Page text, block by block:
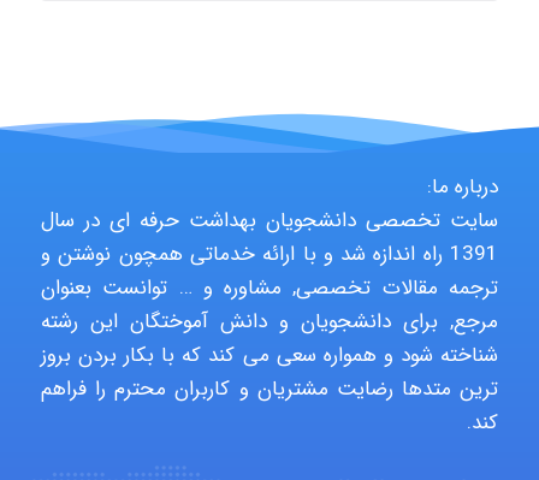
Jafar Tym
aghajari vahid
Poubakhtiari
درباره ما:
سایت تخصصی دانشجویان بهداشت حرفه ای در سال
1391 راه اندازه شد و با ارائه خدماتی همچون نوشتن و
ترجمه مقالات تخصصی, مشاوره و … توانست بعنوان
مرجع, برای دانشجویان و دانش آموختگان این رشته
شناخته شود و همواره سعی می کند که با بکار بردن بروز
ترین متدها رضایت مشتریان و کاربران محترم را فراهم
کند.